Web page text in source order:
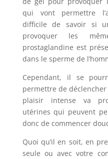
qui vont permettre
difficile de savoir si
provoquer les
prostaglandine est
dans le sperme de
Cependant, il se
permettre de déclencher
plaisir intense va
utérines qui peuvent
donc de commencer
Quoi qu’il en soit, en
seule ou avec votre